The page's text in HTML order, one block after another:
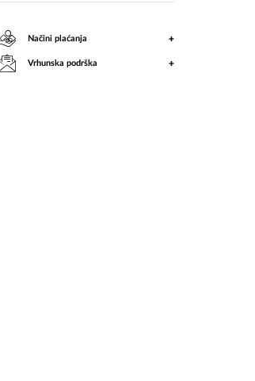
Načini plaćanja +
Vrhunska podrška +